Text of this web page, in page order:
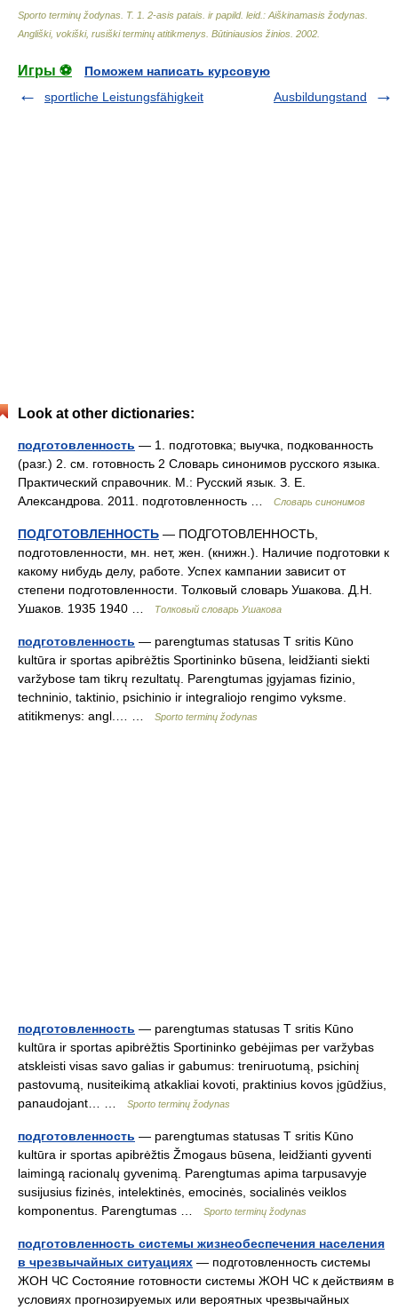
Sporto terminų žodynas. T. 1. 2-asis patais. ir papild. leid.: Aiškinamasis žodynas.
Angliški, vokiški, rusiški terminų atitikmenys. Būtiniausios žinios 2002
Игры ⚽
Поможем написать курсовую
sportliche Leistungsfähigkeit
Ausbildungstand
Look at other dictionaries:
подготовленность — 1. подготовка; выучка, подкованность
(разг.) 2. см. готовность 2 Словарь синонимов русского языка.
Практический справочник. М.: Русский язык. З. Е.
Александрова. 2011. подготовленность …
Словарь синонимов
ПОДГОТОВЛЕННОСТЬ — ПОДГОТОВЛЕННОСТЬ,
подготовленности, мн. нет, жен. (книжн.). Наличие подготовки к
какому нибудь делу, работе. Успех кампании зависит от
степени подготовленности. Толковый словарь Ушакова. Д.Н.
Ушаков. 1935 1940 …
Толковый словарь Ушакова
подготовленность — parengtumas statusas T sritis Kūno
kultūra ir sportas apibrėžtis Sportininko būsena, leidžianti siekti
varžybose tam tikrų rezultatų. Parengtumas įgyjamas fizinio,
techninio, taktinio, psichinio ir integraliojo rengimo vyksme.
atitikmenys: angl.… …
Sporto terminų žodynas
подготовленность — parengtumas statusas T sritis Kūno
kultūra ir sportas apibrėžtis Sportininko gebėjimas per varžybas
atskleisti visas savo galias ir gabumus: treniruotumą, psichinį
pastovumą, nusiteikimą atkakliai kovoti, praktinius kovos įgūdžius,
panaudojant… …
Sporto terminų žodynas
подготовленность — parengtumas statusas T sritis Kūno
kultūra ir sportas apibrėžtis Žmogaus būsena, leidžianti gyventi
laimingą racionalų gyvenimą. Parengtumas apima tarpusavyje
susijusius fizinės, intelektinės, emocinės, socialinės veiklos
komponentus. Parengtumas …
Sporto terminų žodynas
подготовленность системы жизнеобеспечения населения
в чрезвычайных ситуациях — подготовленность системы
ЖОН ЧС Состояние готовности системы ЖОН ЧС к действиям в
условиях прогнозируемых или вероятных чрезвычайных